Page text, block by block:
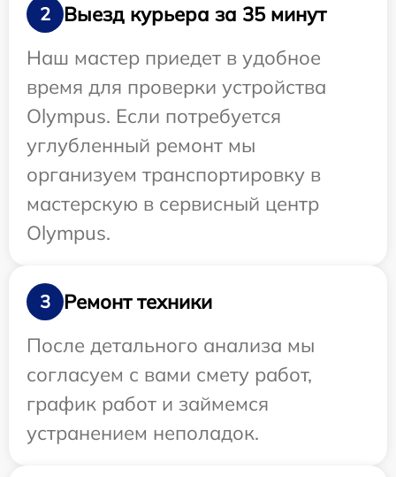
2
Выезд курьера за 35 минут
Наш мастер приедет в удобное
время для проверки устройства
Olympus. Если потребуется
углубленный ремонт мы
организуем транспортировку в
мастерскую в сервисный центр
Olympus.
3
Ремонт техники
После детального анализа мы
согласуем с вами смету работ,
график работ и займемся
устранением неполадок.